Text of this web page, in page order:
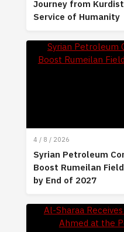
Journey from
Service of Humanity
4 / 8 / 2026
Syrian Petroleum
Boost Rumeilan
by End of 2027